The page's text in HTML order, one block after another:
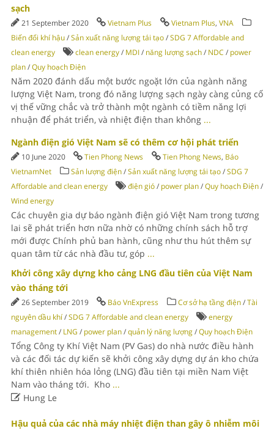
sạch
21 September 2020 Vietnam Plus Vietnam Plus, VNA
Biến đổi khí hậu/Sản xuất năng lượng tái tạo/SDG 7 Affordable and
clean energy
clean energy/ MDI/ năng lượng sạch/ NDC / power
plan/Quy hoạch Điện
Năm 2020 đánh dấu một bước ngoặt lớn của ngành năng
lượng Việt Nam, trong đó năng lượng sạch ngày càng củng cố
vị thế vững chắc và trở thành một ngành có tiềm năng lợi
nhuận để phát triển, và nhiệt điện than không ...
Ngành điện gió Việt Nam sẽ có thêm cơ hội phát triển
10 June 2020 Tien Phong News Tien Phong News, Báo
VietnamNet
Sản lượng điện/Sản xuất năng lượng tái tạo/SDG 7
Affordable and clean energy
điện gió/ power plan/Quy hoạch Điện/
Wind energy
Các chuyên gia dự báo ngành điện gió Việt Nam trong tương
lai sẽ phát triển hơn nữa nhờ có những chính sách hỗ trợ
mới được Chính phủ ban hành, cũng như thu hút thêm sự
quan tâm từ các nhà đầu tư, góp ...
Khởi công xây dựng kho cảng LNG đầu tiên của Việt Nam
vào tháng tới
26 September 2019 Báo VnExpress Cơ sở hạ tầng điện/Tài
nguyên dầu khí/SDG 7 Affordable and clean energy
energy
management/ LNG / power plan/quản lý năng lượng/Quy hoạch Điện
Tổng Công ty Khí Việt Nam (PV Gas) do nhà nước điều hành
và các đối tác dự kiến sẽ khởi công xây dựng dự án kho chứa
khí thiên nhiên hóa lỏng (LNG) đầu tiên tại miền Nam Việt
Nam vào tháng tới. Kho ...
Hung Le
Hậu quả của các nhà máy nhiệt điện than gây ô nhiễm môi